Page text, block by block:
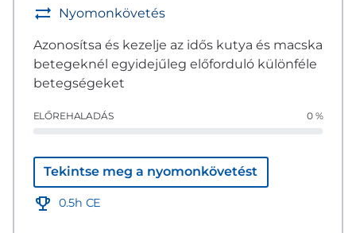
Nyomonkövetés
Azonosítsa és kezelje az idős kutya és macska
betegeknél egyidejűleg előforduló különféle
betegségeket
ELŐREHALADÁS 0 %
Tekintse meg a nyomonkövetést
0.5h CE